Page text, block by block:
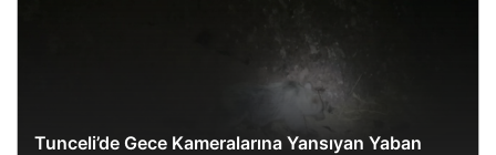
Tunceli’de Gece Kameralarına Yansıyan Yaban